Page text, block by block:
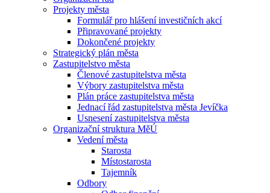
Projekty města
Formulář pro hlášení investičních akcí
Připravované projekty
Dokončené projekty
Strategický plán města
Zastupitelstvo města
Členové zastupitelstva města
Výbory zastupitelstva města
Plán práce zastupitelstva města
Jednací řád zastupitelstva města Jevíčka
Usnesení zastupitelstva města
Organizační struktura MěÚ
Vedení města
Starosta
Místostarosta
Tajemník
Odbory